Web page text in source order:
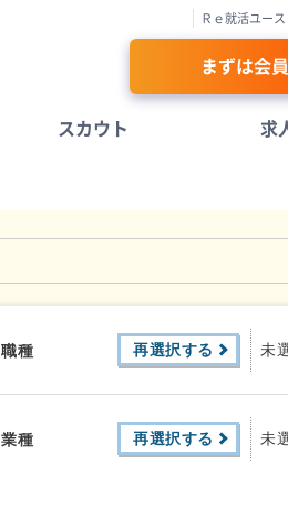
Ｒｅ就活ユース
まずは会
スカウト 求
職種 再選択する 未
業種 再選択する 未